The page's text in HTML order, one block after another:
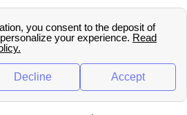
Mentions légales